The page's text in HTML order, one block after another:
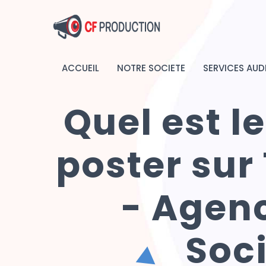
ACCUEIL NOTRE SOCIETE SERVICES
Quel est
poster sur
-